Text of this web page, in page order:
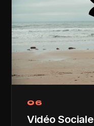
06
Vidéo Sociale